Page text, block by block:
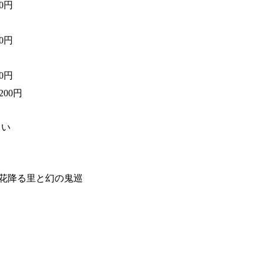
円
円
円
円
降る里と幻の鬼巡